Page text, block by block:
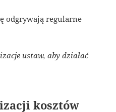
odgrywają regularne
ustaw, aby działać
kosztów